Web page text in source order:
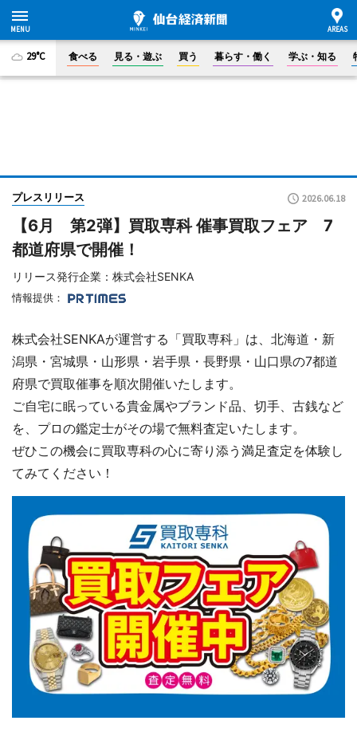
29°C 食べる 見る・遊ぶ 買う 暮らす・働く 学ぶ・知る
プレスリリース 2026.06.18
【6月 第2弾】買取専科 催事買取フェア 7
都道府県で開催！
リリース発行企業：株式会社SENKA
情報提供：
株式会社SENKAが運営する「買取専科」は、北海道・新
潟県・宮城県・山形県・岩手県・長野県・山口県の7都道
府県で買取催事を順次開催いたします。
ご自宅に眠っている貴金属やブランド品、切手、古銭など
を、プロの鑑定士がその場で無料査定いたします。
ぜひこの機会に買取専科の心に寄り添う満足査定を体験し
てみてください！